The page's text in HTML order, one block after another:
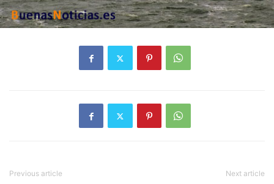
Previous article Next article